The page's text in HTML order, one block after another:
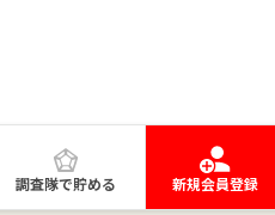
調査隊で貯める 新規会員登録